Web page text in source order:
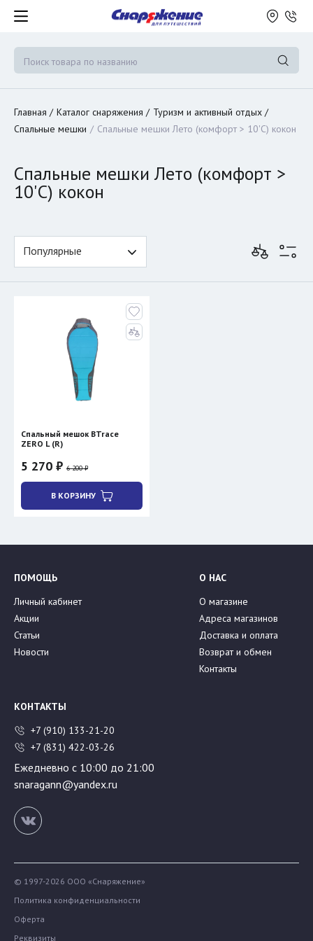
Главная Каталог снаряжения
Туризм и активный отдых
Спальные мешки
Спальные мешки Лето (комфорт > 10'C) кокон
Спальные мешки Лето (комфорт >
10'C) кокон
Популярные
Спальный мешок BTrace
ZERO L (R)
5 270 ₽ 6 200 ₽
В КОРЗИНУ
ПОМОЩЬ
Личный кабинет
Акции
Статьи
Новости
О НАС
О магазине
Адреса магазинов
Доставка и оплата
Возврат и обмен
Контакты
КОНТАКТЫ
+7 (910) 133-21-20
+7 (831) 422-03-26
Ежедневно с 10:00 до 21:00
snaragann@yandex.ru
© 1997-2026 ООО «Снаряжение»
Политика конфиденциальности
Оферта
Реквизиты